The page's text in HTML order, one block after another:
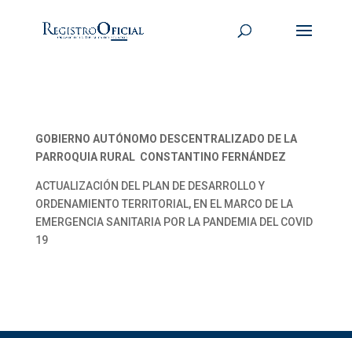
GOBIERNO AUTÓNOMO DESCENTRALIZADO DE LA
PARROQUIA RURAL CONSTANTINO FERNÁNDEZ
ACTUALIZACIÓN DEL PLAN DE DESARROLLO Y
ORDENAMIENTO TERRITORIAL, EN EL MARCO DE LA
EMERGENCIA SANITARIA POR LA PANDEMIA DEL COVID
19